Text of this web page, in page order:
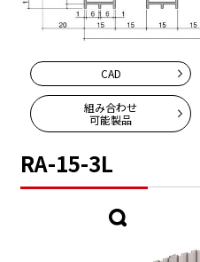
CAD
組み合わせ
可能製品
RA-15-3L